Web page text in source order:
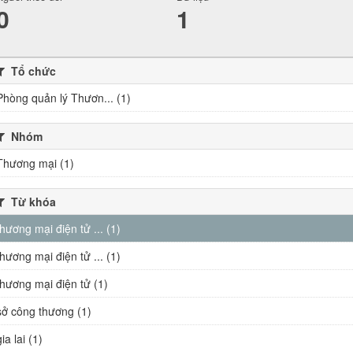
1
Tổ chức
quản lý Thươn... (1)
Nhóm
mại (1)
Từ khóa
mại điện tử ... (1)
mại điện tử ... (1)
mại điện tử (1)
công thương (1)
lai (1)